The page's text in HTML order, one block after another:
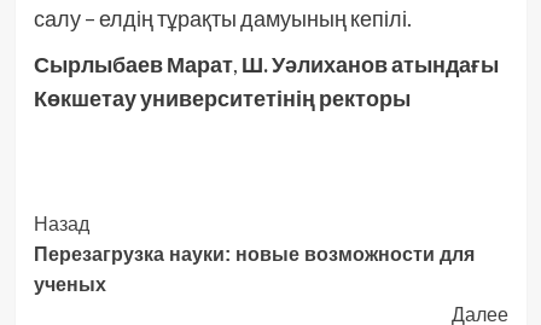
салу – елдің тұрақты дамуының кепілі.
Сырлыбаев Марат, Ш. Уәлиханов атындағы
Көкшетау университетінің ректоры
Post
Navigation
Назад
Перезагрузка науки: новые возможности для
ученых
Далее